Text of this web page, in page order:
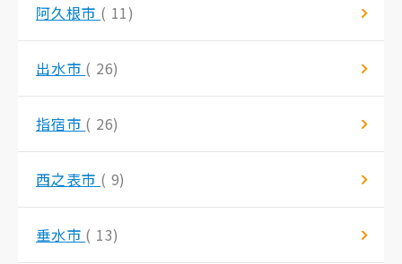
阿久根市 ( 11)
出水市 ( 26)
指宿市 ( 26)
西之表市 ( 9)
垂水市 ( 13)